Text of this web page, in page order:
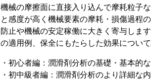
機械の摩擦面に直接入り込んで摩耗粒子
と感度が高く機械要素の摩耗・損傷過程
防止や機械の安定稼働に大きく寄与しま
の適用例、保全にもたらした効果について
・初心者編：潤滑剤分析の基礎・基本的
・初中級者編：潤滑剤分析のより詳細な